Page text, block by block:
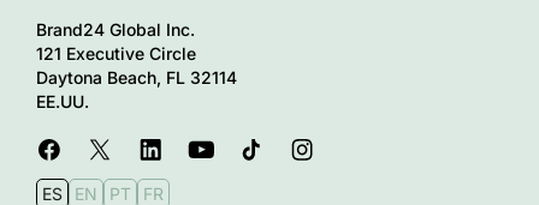
Brand24 Global Inc.
121 Executive Circle
Daytona Beach, FL 32114
EE.UU.
ES EN PT FR